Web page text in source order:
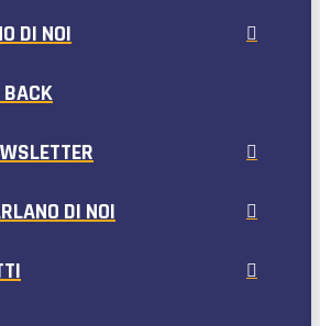
DI NOI
DI NOI